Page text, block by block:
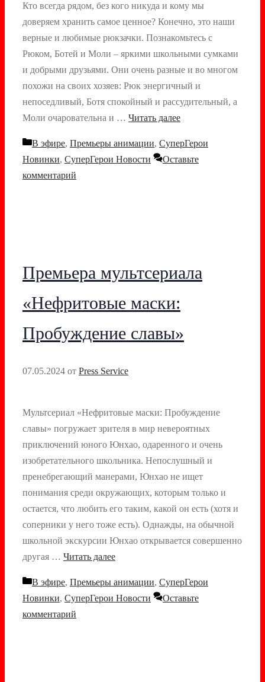
Кто всегда рядом, без кого никуда и кому мы
доверяем хранить самое ценное? Конечно, это наши
верные и любимые рюкзачки. Познакомьтесь с
Рюком, Ботей и Моли – яркими школьными сумками
и добрыми друзьями. Они очень разные и во многом
похожи на своих хозяев: Рюк энергичный и
непоседливый, Ботя спокойный и рассудительный, а
Моли очаровательна и … Читать далее
Рубрики
В эфире, Премьеры анимации, СуперГерои
Новинки, СуперГерои Новости
Оставьте
комментарий
Премьера мультсериала
«Нефритовые маски:
Пробуждение славы»
07.05.2024 от Press Service
Мультсериал «Нефритовые маски: Пробуждение
славы» погружает зрителя в мир невероятных
приключений юного Юнхао, одаренного и очень
изобретательного школьника. Непослушный и
пренебрегающий манерами, Юнхао не ищет
понимания среди окружающих, которым только и
остается, что любить его таким, какой он есть (хотя и
соперники у него тоже есть). Однажды, на обычной
школьной экскурсии Юнхао открывается совершенно
другая … Читать далее
Рубрики
В эфире, Премьеры анимации, СуперГерои
Новинки, СуперГерои Новости
Оставьте
комментарий